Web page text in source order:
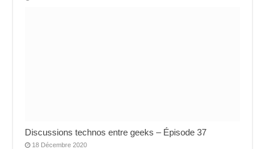
Discussions technos entre geeks – Épisode 37
18 Décembre 2020